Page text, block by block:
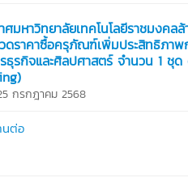
ศมหาวิทยาลัยเทคโนโลยีราชมงคล
ดราคาซื้อครุภัณฑ์เพิ่มประสิทธิภา
ธุรกิจและศิลปศาสตร์ จำนวน 1 ชุ
กรกฎาคม 2568
นต่อ